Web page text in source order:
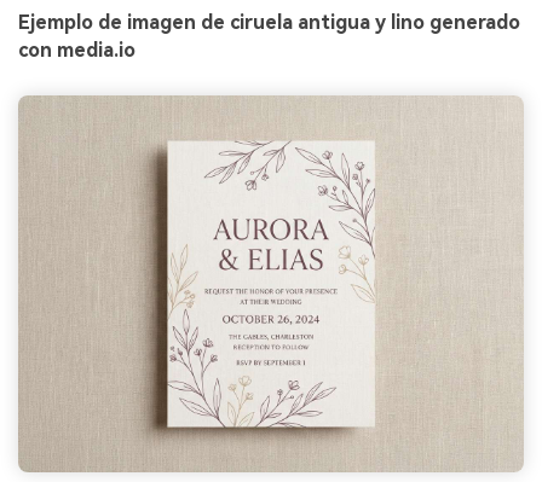
Ejemplo de imagen de ciruela antigua y lino generado
con media.io